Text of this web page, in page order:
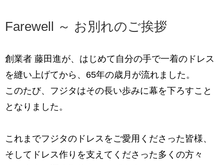
Farewell ～ お別れのご挨拶
創業者 藤田進が、はじめて自分の手で一着のドレス
を縫い上げてから、 65年の歳月が流れました。
このたび、フジタはその長い歩みに幕を下ろすこと
となりました。
これまでフジタのドレスをご愛用くださった皆様、
そして ドレス作りを支えてくださった多くの方々